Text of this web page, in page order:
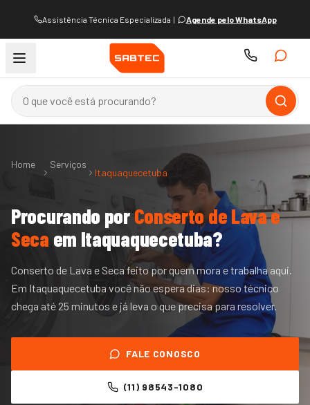
Assistência Técnica Especializada | Agende pelo WhatsApp
Home Serviços
Itaquaquecetuba
Procurando porConserto de Lava e
Seca em Itaquaquecetuba?
Conserto de Lava e Seca feito por quem mora e trabalha aqui.
Em Itaquaquecetuba você não espera dias: nosso técnico
chega até 25 minutos e já leva o que precisa para resolver.
FALE CONOSCO
(11) 98543-1080